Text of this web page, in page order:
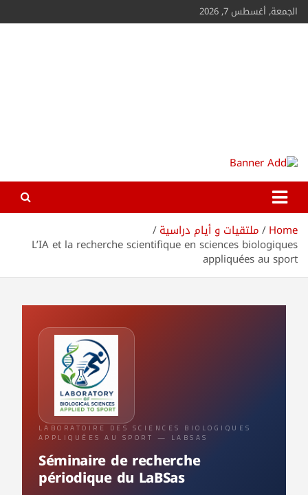
الجمعة, أغسطس 7, 2026
ESSTS
Home ملتقيات و أيام دراسية
L’IA et la recherche scientifique en sciences biologiques
appliquées au sport
LABORATOIRE DES SCIENCES BIOLOGIQUES
APPLIQUÉES AU SPORT — LABSAS
Séminaire de recherche
périodique du LaBSas